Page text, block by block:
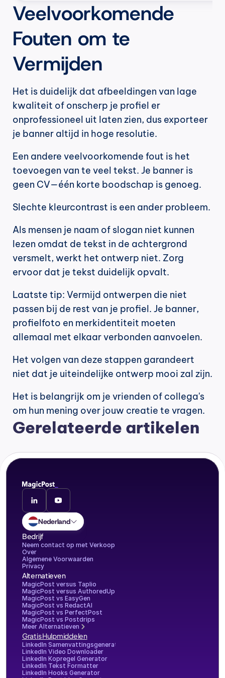
Veelvoorkomende
Fouten om te
Vermijden
Het is duidelijk dat afbeeldingen van lage
kwaliteit of onscherp je profiel er
onprofessioneel uit laten zien, dus exporteer
je banner altijd in hoge resolutie.
Een andere veelvoorkomende fout is het
toevoegen van te veel tekst. Je banner is
geen CV—één korte boodschap is genoeg.
Slechte kleurcontrast is een ander probleem.
Als mensen je naam of slogan niet kunnen
lezen omdat de tekst in de achtergrond
versmelt, werkt het ontwerp niet. Zorg
ervoor dat je tekst duidelijk opvalt.
Laatste tip: Vermijd ontwerpen die niet
passen bij de rest van je profiel. Je banner,
profielfoto en merkidentiteit moeten
allemaal met elkaar verbonden aanvoelen.
Het volgen van deze stappen garandeert
niet dat je uiteindelijke ontwerp mooi zal zijn.
Het is belangrijk om je vrienden of collega's
om hun mening over jouw creatie te vragen.
Gerelateerde artikelen
Nederland
Bedrijf
Neem contact op met Verkoop
Over
Algemene Voorwaarden
Privacy
Alternatieven
MagicPost versus Taplio
MagicPost versus AuthoredUp
MagicPost vs EasyGen
MagicPost vs RedactAI
MagicPost vs PerfectPost
MagicPost vs Postdrips
Meer Alternatieven
Gratis Hulpmiddelen
LinkedIn Samenvattingsgenerator
LinkedIn Video Downloader
LinkedIn Kopregel Generator
LinkedIn Tekst Formatter
LinkedIn Hooks Generator